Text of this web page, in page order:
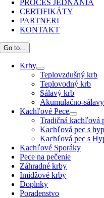
PROCES JEDNANIA
CERTIFIKÁTY
PARTNERI
KONTAKT
Go to...
Krby
Teplovzdušný krb
Teplovodný krb
Sálavý krb
Akumulačno-
Kachľové Pece
Tradičná kachľová
Kachľová pec s
Kachľová pec s
Kachľové Sporáky
Pece na pečenie
Záhradné krby
Imidžové krby
Doplnky
Poradenstvo